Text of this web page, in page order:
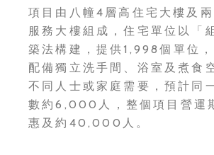
項目由八幢4層高住宅大樓及
服務大樓組成，住宅單位以「
築法構建，提供1,998個單位
配備獨立洗手間、浴室及煮食
不同人士或家庭需要，預計同
數約6,000人，整個項目營運
惠及約40,000人。